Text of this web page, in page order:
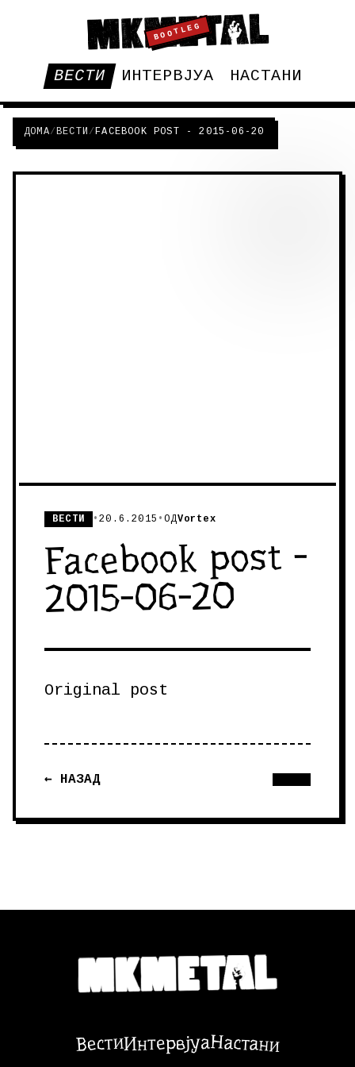
BOOTLEG
ВЕСТИ ИНТЕРВЈУА НАСТАНИ
ДОМА/ВЕСТИ /FACEBOOK POST - 2015-06-20
ВЕСТИ •20.6.2015 •ОДVortex
Facebook post -
2015-06-20
Original post
← НАЗАД
ВестиИнтервјуаНастани